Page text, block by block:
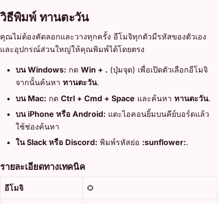
วิธีพิมพ์ ทานตะวัน
คุณไม่ต้องคัดลอกและวางทุกครั้ง อีโมจิทุกตัวมีรหัสของตัวเอง
และอุปกรณ์ส่วนใหญ่ให้คุณพิมพ์ได้โดยตรง
บน Windows: กด Win + . (ปุ่มจุด) เพื่อเปิดตัวเลือกอีโมจิ
จากนั้นค้นหา ทานตะวัน.
บน Mac: กด Ctrl + Cmd + Space และค้นหา ทานตะวัน.
บน iPhone หรือ Android: แตะไอคอนยิ้มบนคีย์บอร์ดแล้ว
ใช้ช่องค้นหา
ใน Slack หรือ Discord: พิมพ์รหัสย่อ :sunflower:.
รายละเอียดทางเทคนิค
อีโมจิ 🌻